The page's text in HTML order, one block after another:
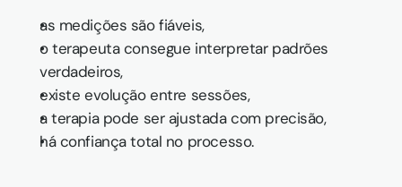
as medições são fiáveis,
o terapeuta consegue interpretar padrões
verdadeiros,
existe evolução entre sessões,
a terapia pode ser ajustada com precisão,
há confiança total no processo.